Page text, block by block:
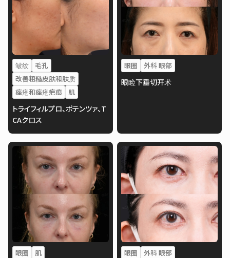
皱纹
毛孔
改善粗糙皮肤和肤质
痤疮和痤疮疤痕
肌
トライフィルプロ、ポテンツァ、T
CAクロス
眼圈 外科 眼部
眼睑下垂切开术
眼圈 肌 眼圈 外科 眼部